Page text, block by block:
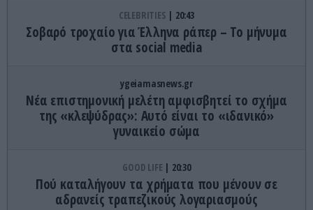
CELEBRITIES 20:43
Σοβαρό τροχαίο για Έλληνα ράπερ – Το μήνυμα
στα social media
ygeiamasnews.gr
Νέα επιστημονική μελέτη αμφισβητεί το σχήμα
της «κλεψύδρας»: Αυτό είναι το «ιδανικό»
γυναικείο σώμα
GOOD LIFE 20:30
Πού καταλήγουν τα χρήματα που μένουν σε
αδρανείς τραπεζικούς λογαριασμούς